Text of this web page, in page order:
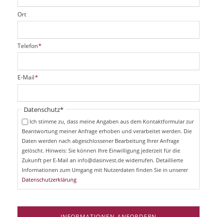
Ort
P
f
i
c
t
f
Telefon*
P
f
i
E-Mail*
Pflichtfeld
Datenschutz*
Ich stimme zu, dass meine Angaben aus dem Kontaktformular zur
Beantwortung meiner Anfrage erhoben und verarbeitet werden. Die
Daten werden nach abgeschlossener Bearbeitung Ihrer Anfrage
gelöscht. Hinweis: Sie können Ihre Einwilligung jederzeit für die
Zukunft per E-Mail an info@dasinvest.de widerrufen. Detaillierte
Informationen zum Umgang mit Nutzerdaten finden Sie in unserer
Datenschutzerklärung